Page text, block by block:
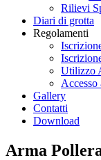
Rilievi
Diari di grotta
Regolamenti
Utilizzo
Gallery
Contatti
Download
Arma